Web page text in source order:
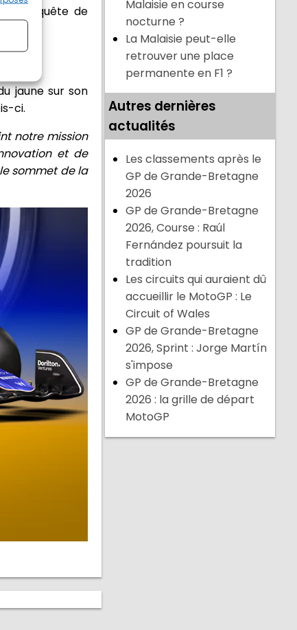
sa quête de
jaune sur son
ci.
notre mission
et de
sommet de la
Malaisie en course
nocturne ?
La Malaisie peut-elle
retrouver une place
permanente en F1 ?
Autres dernières
actualités
Les classements après le
GP de Grande-Bretagne
2026
GP de Grande-Bretagne
2026, Course : Raúl
Fernández poursuit la
tradition
Les circuits qui auraient dû
accueillir le MotoGP : Le
Circuit of Wales
GP de Grande-Bretagne
2026, Sprint : Jorge Martín
s'impose
GP de Grande-Bretagne
2026 : la grille de départ
MotoGP